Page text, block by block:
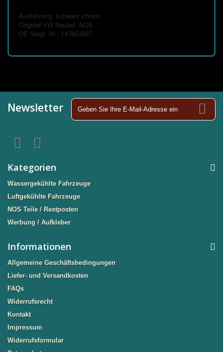
Ausführung: schwarz chrom
Original VW Neuteil, NOS
OE Vergl. Nr.: 147853687
Newsletter
Kategorien
Wassergekühlte Fahrzeuge
Luftgekühlte Fahrzeuge
NOS Teile / Restposten
Werbung / Aufkleber
Informationen
Allgemeine Geschäftsbedingungen
Liefer- und Versandkosten
FAQs
Widerrufsrecht
Kontakt
Impressum
Widerrufsformular